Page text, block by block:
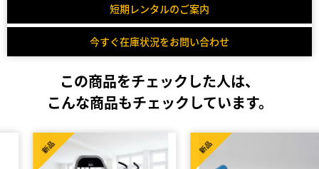
短期レンタルのご案内
今すぐ在庫状況をお問い合わせ
この商品をチェックした人は、
こんな商品もチェックしています。